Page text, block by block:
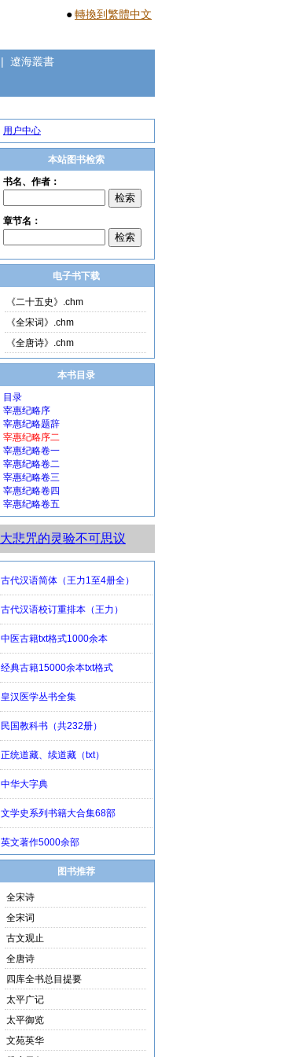
●轉換到繁體中文
| 遼海叢書
用户中心
本站图书检索
电子书下载
《二十五史》.chm
《全宋词》.chm
《全唐诗》.chm
本书目录
目录
宰惠纪略序
宰惠纪略题辞
宰惠纪略序二
宰惠纪略卷一
宰惠纪略卷二
宰惠纪略卷三
宰惠纪略卷四
宰惠纪略卷五
大悲咒的灵验不可思议
图书推荐
全宋诗
全宋词
古文观止
全唐诗
四库全书总目提要
太平广记
太平御览
文苑英华